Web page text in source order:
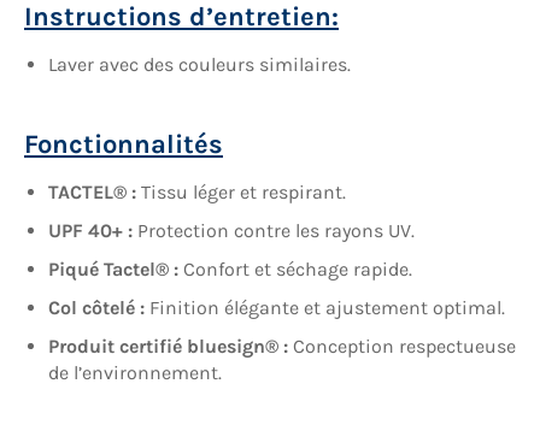
Instructions d’entretien:
Laver avec des couleurs similaires.
Fonctionnalités
TACTEL® : Tissu léger et respirant.
UPF 40+ : Protection contre les rayons UV.
Piqué Tactel® : Confort et séchage rapide.
Col côtelé : Finition élégante et ajustement optimal.
Produit certifié bluesign® : Conception respectueuse
de l’environnement.